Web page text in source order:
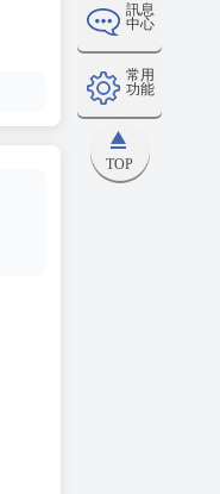
訊息
中心
常用
功能
TOP